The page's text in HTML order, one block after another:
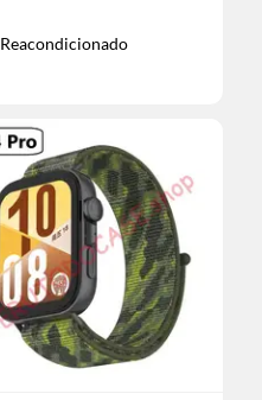
Reacondicionado